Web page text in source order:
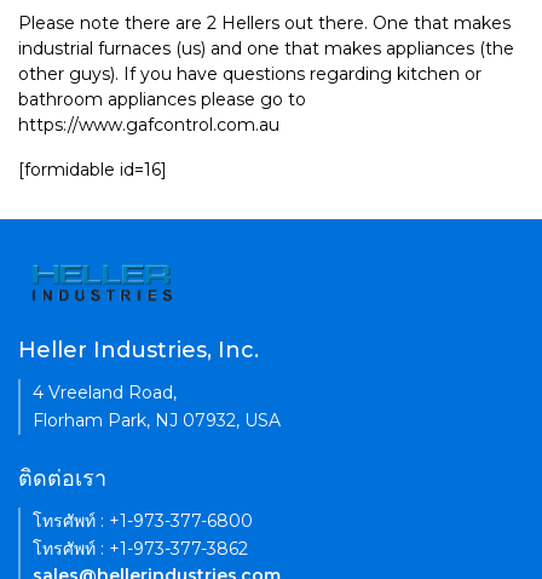
Please note there are 2 Hellers out there. One that makes
industrial furnaces (us) and one that makes appliances (the
other guys). If you have questions regarding kitchen or
bathroom appliances please go to
https://www.gafcontrol.com.au
[formidable id=16]
Heller Industries, Inc.
4 Vreeland Road,
Florham Park, NJ 07932, USA
ติดต่อเรา
โทรศัพท์ : +1-973-377-6800
โทรศัพท์ : +1-973-377-3862